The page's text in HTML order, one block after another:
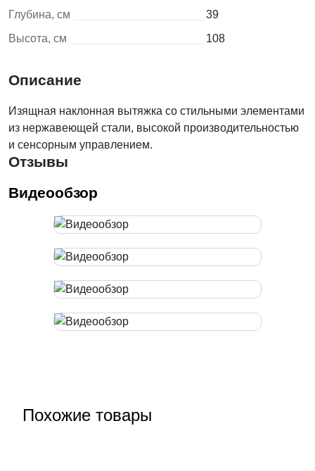
Глубина, см
39
Высота, см
108
Описание
Изящная наклонная вытяжка со стильными элементами
из нержавеющей стали, высокой производительностью
и сенсорным управлением.
Отзывы
Видеообзор
Похожие товары